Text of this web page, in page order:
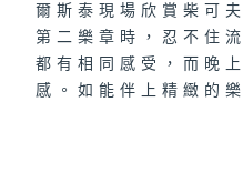
爾斯泰現場欣賞柴可
第二樂章時，忍不住
都有相同感受，而晚
感。如能伴上精緻的